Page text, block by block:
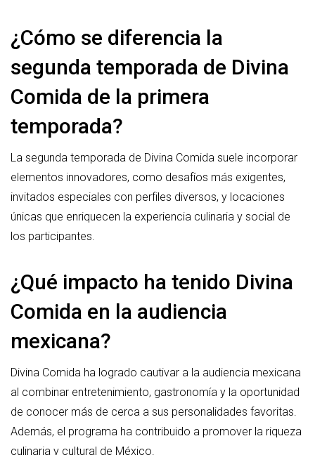
¿Cómo se diferencia la
segunda temporada de Divina
Comida de la primera
temporada?
La segunda temporada de Divina Comida suele incorporar
elementos innovadores, como desafíos más exigentes,
invitados especiales con perfiles diversos, y locaciones
únicas que enriquecen la experiencia culinaria y social de
los participantes.
¿Qué impacto ha tenido Divina
Comida en la audiencia
mexicana?
Divina Comida ha logrado cautivar a la audiencia mexicana
al combinar entretenimiento, gastronomía y la oportunidad
de conocer más de cerca a sus personalidades favoritas.
Además, el programa ha contribuido a promover la riqueza
culinaria y cultural de México.